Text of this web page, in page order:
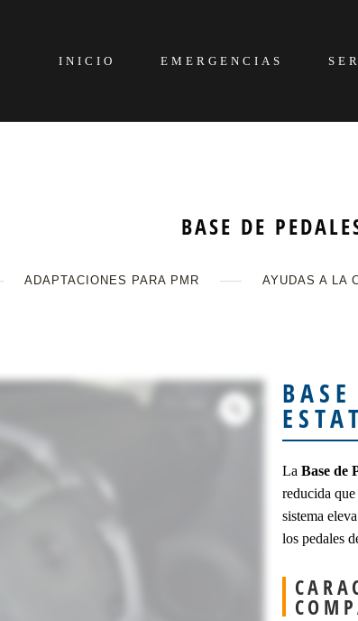
INICIO EMERGENCIAS
ADAPTACIONES PARA PMR AYUDAS A LA
BASE DE
La Base de
reducida
sistema
los pedales